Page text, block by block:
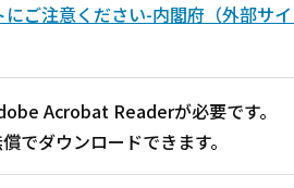
ご注意ください-内閣府（外部サイ
Acrobat Readerが必要です。
でダウンロードできます。